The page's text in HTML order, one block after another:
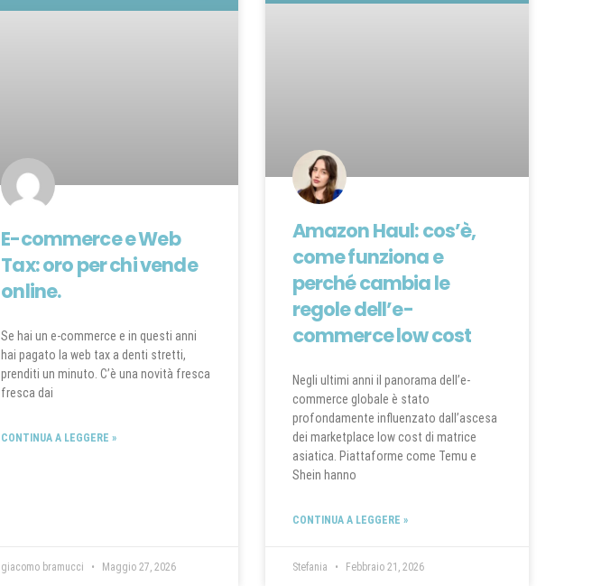
E-commerce e Web
Tax: oro per chi vende
online.
Se hai un e-commerce e in questi anni
hai pagato la web tax a denti stretti,
prenditi un minuto. C’è una novità fresca
fresca dai
CONTINUA A LEGGERE »
giacomo bramucci Maggio 27, 2026
Amazon Haul: cos’è,
come funziona e
perché cambia le
regole dell’e-
commerce low cost
Negli ultimi anni il panorama dell’e-
commerce globale è stato
profondamente influenzato dall’ascesa
dei marketplace low cost di matrice
asiatica. Piattaforme come Temu e
Shein hanno
CONTINUA A LEGGERE »
Stefania Febbraio 21, 2026